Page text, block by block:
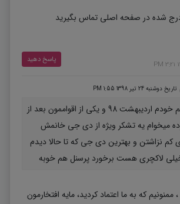
درج شده در صفحه اصلی تماس بگیرید
پاسخ دهید
تاریخ دوشنبه 24 تیر 1398 1:55 PM
سلام من هم مراسم خودم اردیبهشت 98 و یکی از اقواممون بعد از
میخوام یه تشکر ویژه از دی جی خانمش
کم نزاشتن و بهترین دی جی که تا حالا دیدم
لاکچری هست برخورد پرسنل هم خوبه
که به ما اعتماد کردید، مایه افتخارمون